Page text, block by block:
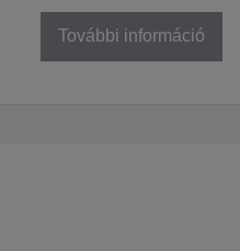
További információ